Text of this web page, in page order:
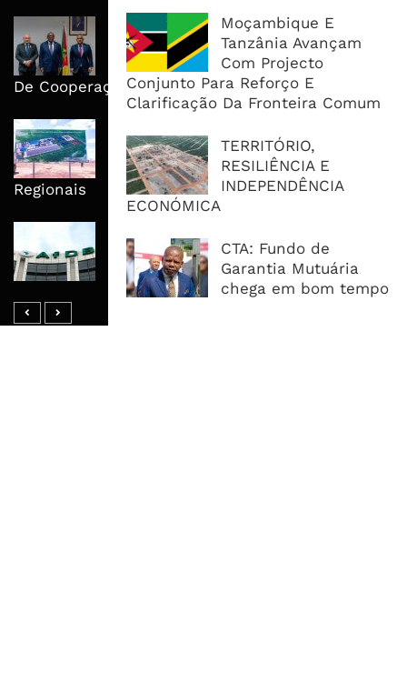
Moçambique E
Tanzânia Avançam
Com Projecto
Conjunto Para Reforço E
Clarificação Da Fronteira Comum
TERRITÓRIO,
RESILIÊNCIA E
INDEPENDÊNCIA
ECONÓMICA
CTA: Fundo de
Garantia Mutuária
chega em bom tempo
Moçambique E ECA Colocam
Emprego, Industrialização E
Execução No Centro Da Nova Agenda
De Cooperação
Moçambique No Caminho Da Auto-
Suficiência E Das Exportações
Regionais
Acelera Ligação Da Zâmbia Ao
Corredor Do Lobito